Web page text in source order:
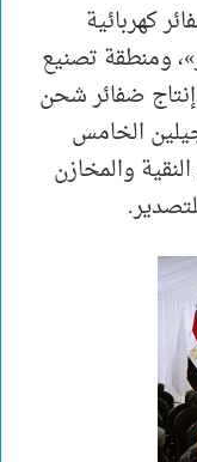
كهربائية
ومنطقة تصنيع
إنتاج ضفائر شحن
الخامس
والمخازن